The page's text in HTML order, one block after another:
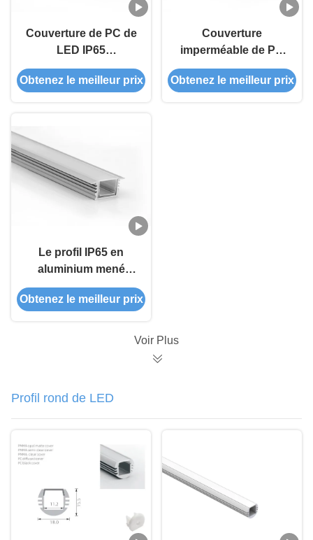
Couverture de PC de
LED IP65
imperméable pour le
prix usine extérieur et
Obtenez le meilleur prix
Couverture
imperméable de PC
d'extrusion de la
couverture IP65 de
Obtenez le meilleur prix
Le profil IP65 en
aluminium mené
imperméable a
enfoncé l'installation
Obtenez le meilleur prix
Voir Plus
Profil rond de LED